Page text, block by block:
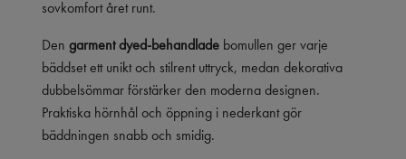
sovkomfort året runt.
Den garment dyed-behandlade bomullen ger varje
bäddset ett unikt och stilrent uttryck, medan dekorativa
dubbelsömmar förstärker den moderna designen.
Praktiska hörnhål och öppning i nederkant gör
bäddningen snabb och smidig.